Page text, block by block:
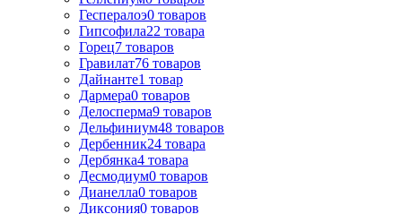
Геспералоэ0 товаров
Гипсофила22 товара
Горец7 товаров
Гравилат76 товаров
Дайнанте1 товар
Дармера0 товаров
Делосперма9 товаров
Дельфиниум48 товаров
Дербенник24 товара
Дербянка4 товара
Десмодиум0 товаров
Дианелла0 товаров
Диксония0 товаров